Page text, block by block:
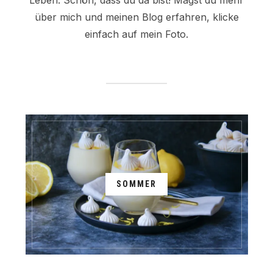
über mich und meinen Blog erfahren, klicke
einfach auf mein Foto.
SOMMER